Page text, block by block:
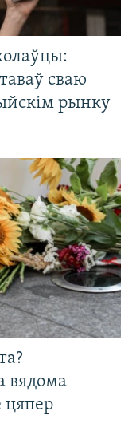
сваю
рынку
вядома
цяпер